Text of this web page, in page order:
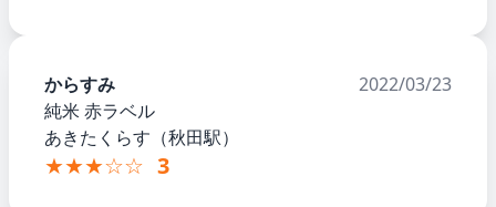
からすみ
2022/03/23
純米 赤ラベル
あきたくらす（秋田駅）
★★★☆☆ 3